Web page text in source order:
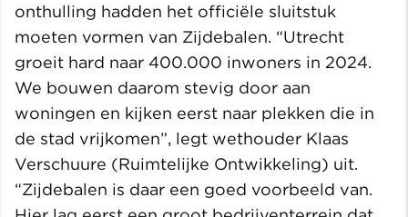
onthulling hadden het officiële sluitstuk
moeten vormen van Zijdebalen. “Utrecht
groeit hard naar 400.000 inwoners in 2024.
We bouwen daarom stevig door aan
woningen en kijken eerst naar plekken die in
de stad vrijkomen”, legt wethouder Klaas
Verschuure (Ruimtelijke Ontwikkeling) uit.
“Zijdebalen is daar een goed voorbeeld van.